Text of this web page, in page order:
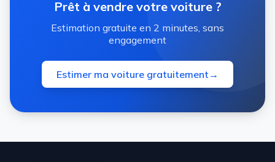
Prêt à vendre votre voiture ?
Estimation gratuite en 2 minutes, sans
engagement
Estimer ma voiture gratuitement →